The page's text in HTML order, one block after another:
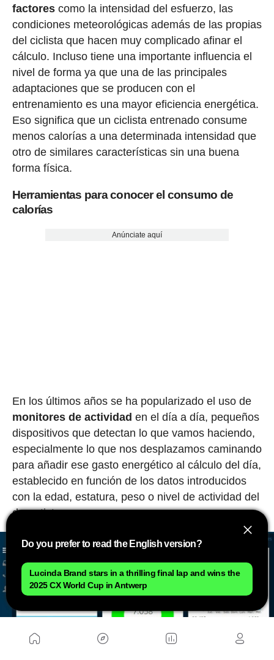
factorescomo la intensidad del esfuerzo, las
condiciones meteorológicas además de las propias
del ciclista que hacen muy complicado afinar el
cálculo. Incluso tiene una importante influencia el
nivel de forma ya que una de las principales
adaptaciones que se producen con el
entrenamiento es una mayor eficiencia energética.
Eso significa que un ciclista entrenado consume
menos calorías a una determinada intensidad que
otro de similares características sin una buena
forma física.
Herramientas para conocer el consumo de
calorías
Anúnciate aquí
En los últimos años se ha popularizado el uso de
monitores de actividad en el día a día, pequeños
dispositivos que detectan lo que vamos haciendo,
especialmente lo que nos desplazamos caminando
para añadir ese gasto energético al cálculo del día,
establecido en función de los datos introducidos
con la edad, estatura, peso o nivel de actividad del
deportista.
Do you prefer to read the English version?
Lucinda Brand stars in a thrilling final lap and wins the
2025 CX World Cup in Antwerp